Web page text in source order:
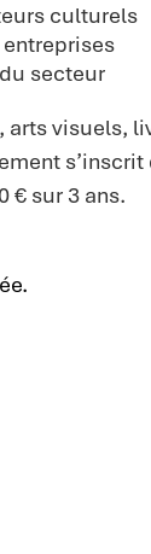
culturels
secteur
visuels,
s’inscrit
€ sur 3 ans.